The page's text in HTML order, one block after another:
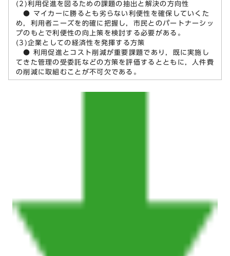
(2)利用促進を図るための課題の抽出と解決の方向性
● マイカーに勝るとも劣らない利便性を確保していくた
め，利用者ニーズを的確に把握し，市民とのパートナーシッ
プのもとで利便性の向上策を検討する必要がある。
(3)企業としての経済性を発揮する方策
● 利用促進とコスト削減が重要課題であり，既に実施し
てきた管理の受委託などの方策を評価するとともに，人件費
の削減に取組むことが不可欠である。